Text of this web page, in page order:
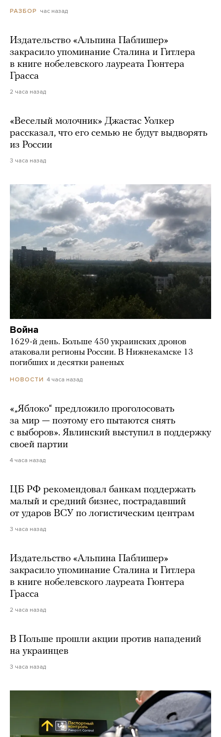
РАЗБОР час назад
Издательство «Альпина Паблишер»
закрасило упоминание Сталина и Гитлера
в книге нобелевского лауреата Гюнтера
Грасса
2 часа назад
«Веселый молочник» Джастас Уолкер
рассказал, что его семью не будут выдворять
из России
3 часа назад
Война
1629-й день. Больше 450 украинских дронов
атаковали регионы России. В Нижнекамске 13
погибших и десятки раненых
НОВОСТИ 4 часа назад
«„Яблоко“ предложило проголосовать
за мир — поэтому его пытаются снять
с выборов». Явлинский выступил в поддержку
своей партии
4 часа назад
ЦБ РФ рекомендовал банкам поддержать
малый и средний бизнес, пострадавший
от ударов ВСУ по логистическим центрам
3 часа назад
Издательство «Альпина Паблишер»
закрасило упоминание Сталина и Гитлера
в книге нобелевского лауреата Гюнтера
Грасса
2 часа назад
В Польше прошли акции против нападений
на украинцев
3 часа назад